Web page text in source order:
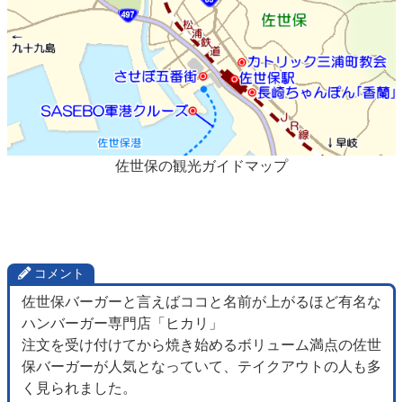
佐世保の観光ガイドマップ
コメント
佐世保バーガーと言えばココと名前が上がるほど有名な
ハンバーガー専門店「ヒカリ」
注文を受け付けてから焼き始めるボリューム満点の佐世
保バーガーが人気となっていて、テイクアウトの人も多
く見られました。